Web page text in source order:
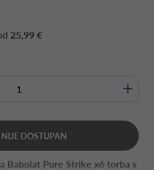
25,99 €
+
DOSTUPAN
Babolat Pure Strike x6 torba s